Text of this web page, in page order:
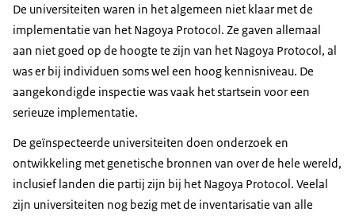
De universiteiten waren in het algemeen niet klaar met de
implementatie van het Nagoya Protocol. Ze gaven allemaal
aan niet goed op de hoogte te zijn van het Nagoya Protocol, al
was er bij individuen soms wel een hoog kennisniveau. De
aangekondigde inspectie was vaak het startsein voor een
serieuze implementatie.
De geïnspecteerde universiteiten doen onderzoek en
ontwikkeling met genetische bronnen van over de hele wereld,
inclusief landen die partij zijn bij het Nagoya Protocol. Veelal
zijn universiteiten nog bezig met de inventarisatie van alle